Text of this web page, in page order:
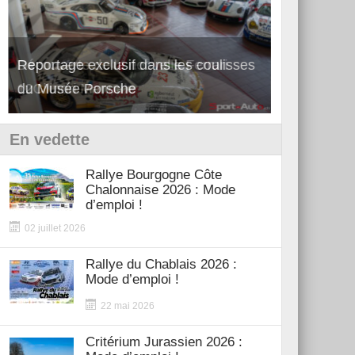
Découverte de la nouvelle Ferrari
12Cilindri Manuale
En vedette
Rallye Bourgogne Côte
Chalonnaise 2026 : Mode
d’emploi !
02 juillet 2026
Rallye du Chablais 2026 :
Mode d’emploi !
22 mai 2026
Critérium Jurassien 2026 :